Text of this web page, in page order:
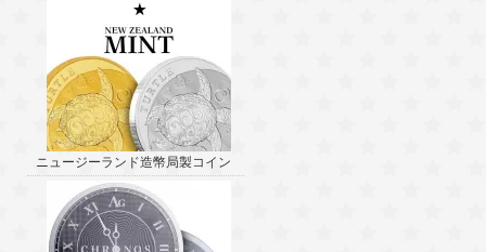
ニュージーランド造幣局製コイン